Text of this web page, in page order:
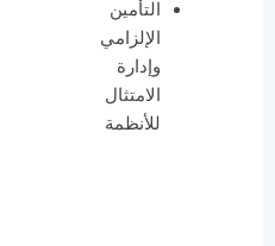
التأمين
الإلزامي
وإدارة
الامتثال
للأنظمة